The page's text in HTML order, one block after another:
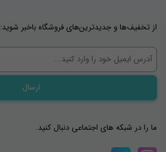
از تخفیف‌ها و جدیدترین‌های فروشگاه باخبر شوید:
ما را در شبکه های اجتماعی دنبال کنید.